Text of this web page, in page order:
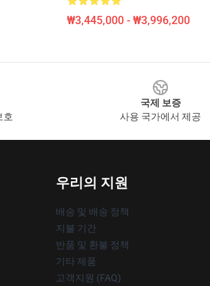
₩3,445,000 - ₩3,996,200
호
국제 보증
사용 국가에서 제공
우리의 지원
배송 및 배송 정책
지불 기간
반품 및 환불 정책
기타 제품
고객지원 (FAQ)